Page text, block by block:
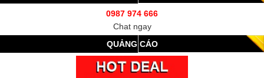
0987 974 666
Chat ngay
QUẢNG CÁO